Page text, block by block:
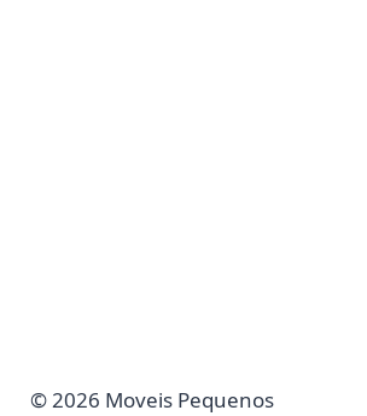
© 2026 Moveis Pequenos